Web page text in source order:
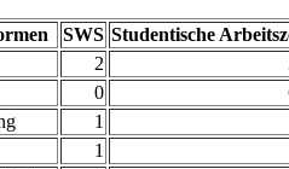
SWS Studentische
2
0
1
1